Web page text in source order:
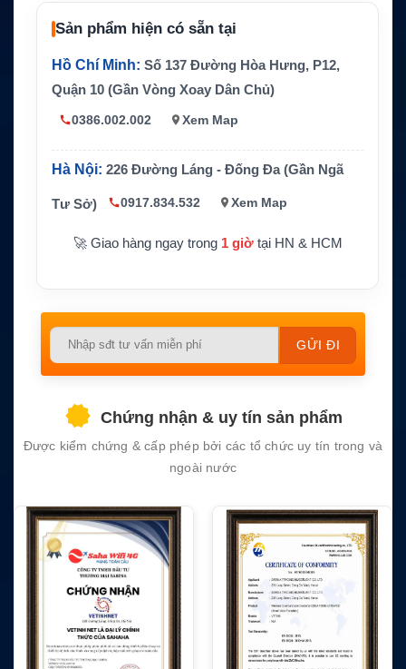
Lõi dẫn đi
ện
Đồng trần dạng rắn
Lớp điện
môi
Đường kín
0.240 inch, khoảng 6.10 mm
Ứng dụng
Anten, RF, vô tuyến, mạng không dây, thiết
bị 50 Ohm tương thích
Sản phẩm hiện có sẵn tại
Hồ Chí Minh: Số 137 Đường Hòa Hưng, P12,
Quận 10 (Gần Vòng Xoay Dân Chủ)
0386.002.002 Xem Map
Hà Nội: 226 Đường Láng - Đống Đa (Gần Ngã
Tư Sở) 0917.834.532 Xem Map
🚀 Giao hàng ngay trong 1 giờtại HN & HCM
Please
empty.
Chứng nhận & uy tín sản phẩm
Được kiểm chứng & cấp phép bởi các tổ chức uy tín trong và
ngoài nước